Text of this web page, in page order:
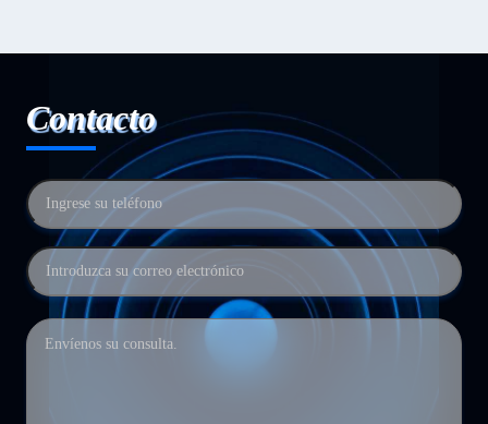
Contacto